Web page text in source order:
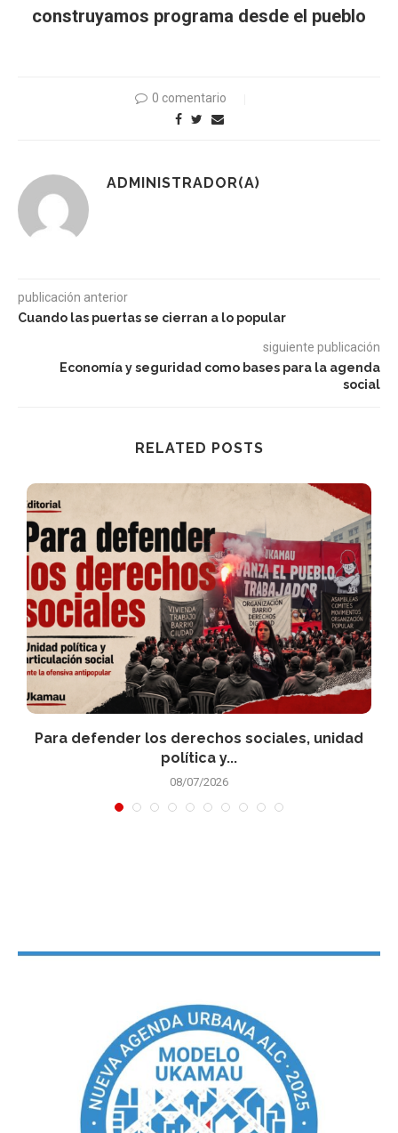
construyamos programa desde el pueblo
0 comentario
ADMINISTRADOR(A)
publicación anterior
Cuando las puertas se cierran a lo popular
siguiente publicación
Economía y seguridad como bases para la agenda
social
RELATED POSTS
Para defender los derechos sociales, unidad
política y...
08/07/2026